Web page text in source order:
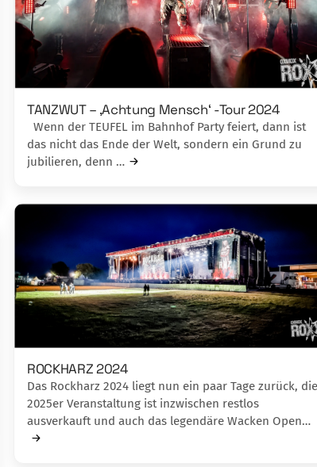
TANZWUT – ‚Achtung Mensch‘ -Tour 2024
Wenn der TEUFEL im Bahnhof Party feiert, dann ist
das nicht das Ende der Welt, sondern ein Grund zu
jubilieren, denn …
ROCKHARZ 2024
Das Rockharz 2024 liegt nun ein paar Tage zurück, die
2025er Veranstaltung ist inzwischen restlos
ausverkauft und auch das legendäre Wacken Open…